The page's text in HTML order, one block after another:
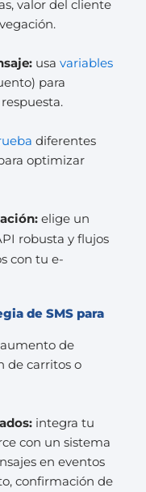
valor del cliente
usa variables
para
diferentes
optimizar
elige un
robusta y flujos
con tu e-
de SMS para
de
de carritos o
integra tu
con un sistema
en eventos
confirmación de